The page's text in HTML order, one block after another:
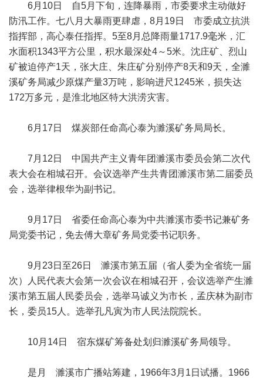
6月10日 自5月下旬，连降暴雨，市委要求主动做好
防汛工作。七八月大暴雨更肆虐，8月19日 市委成立抗洪
指挥部，高心泰任指挥。5至8月总降雨量1717.9毫米，汇
水面积1343平方公里，积水最深处4～5米。沈庄矿、烈山
矿被迫停产1天，张大庄、朱庄矿分别停产8天和9天，全濉
溪矿务局减少原煤产量3万吨，影响进尺1245米，损失达
172万多元，是淮北地区特大洪涝灾害。
6月17日 煤炭部任命高心泰为濉溪矿务局局长。
7月12日 中国共产主义青年团濉溪市委员会第二次代
表大会在相城召开。会议选举产生共青团濉溪市第二届委员
会，选举律根华为副书记。
9月17日 省委任命高心泰为中共濉溪市委书记兼矿务
局党委书记，免去傅大章矿务局党委书记职务。
9月23日至26日 濉溪市第五届（省人委为全省统一届
次）人民代表大会第一次会议在相城召开，会议选举产生濉
溪市第五届人民委员会，选举马诚义为市长，孟庆林为副市
长，委员15人。选举孔凡寅为市人民法院院长。
10月14日 宿东煤矿筹备处划归濉溪矿务局领导。
是月 濉溪市广播站筹建，1966年3月1日试播。1966